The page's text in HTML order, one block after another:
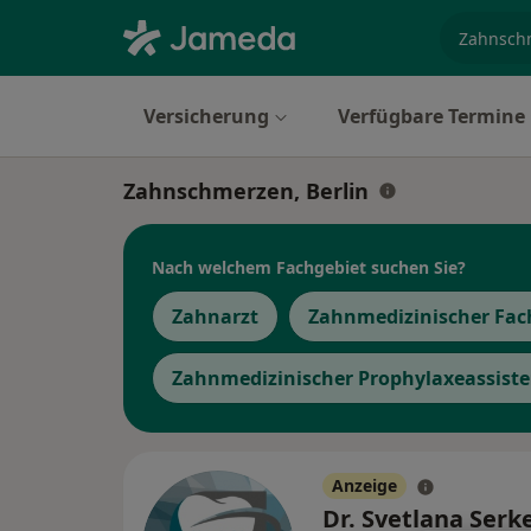
Versicherung Verfügbare Termine
Zahnschmerzen, Berlin
Nach welchem Fachgebiet suchen Sie?
Zahnarzt Zahnmedizinischer
Zahnmedizinischer
Anzeige
Dr. Svetlana